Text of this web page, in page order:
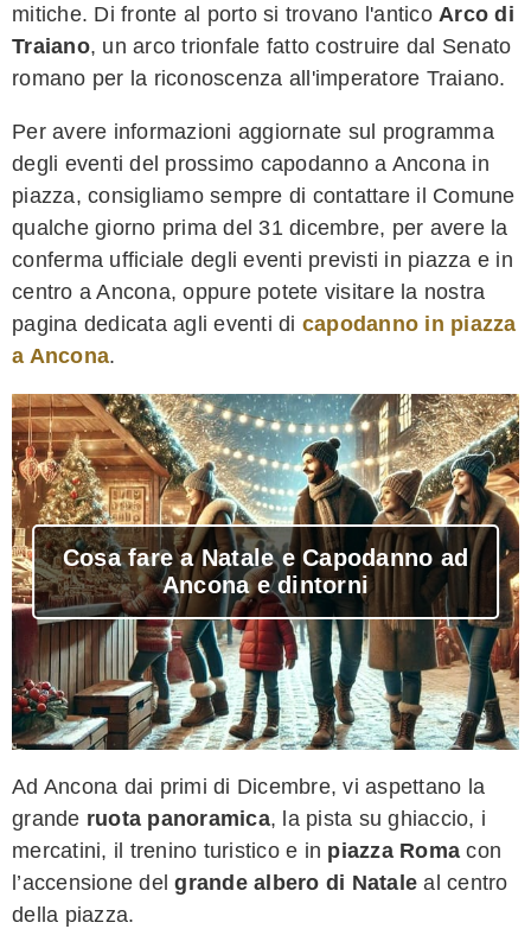
mitiche. Di fronte al porto si trovano l'antico Arco di
Traiano, un arco trionfale fatto costruire dal Senato
romano per la riconoscenza all'imperatore Traiano.
Per avere informazioni aggiornate sul programma
degli eventi del prossimo capodanno a Ancona in
piazza, consigliamo sempre di contattare il Comune
qualche giorno prima del 31 dicembre, per avere la
conferma ufficiale degli eventi previsti in piazza e in
centro a Ancona, oppure potete visitare la nostra
pagina dedicata agli eventi di capodanno in piazza
a Ancona.
Cosa fare a Natale e Capodanno ad
Ancona e dintorni
Ad Ancona dai primi di Dicembre, vi aspettano la
grande ruota panoramica, la pista su ghiaccio, i
mercatini, il trenino turistico e in piazza Roma con
l’accensione delgrande albero di Natale al centro
della piazza.